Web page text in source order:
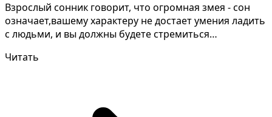
Взрослый сонник говорит, что огромная змея - сон
означает,вашему характеру не достает умения ладить
с людьми, и вы должны будете стремиться
Читать